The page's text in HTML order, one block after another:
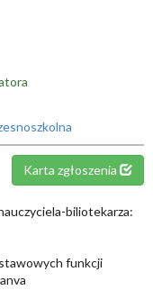
Karta zgłoszenia
biliotekarza:
funkcji